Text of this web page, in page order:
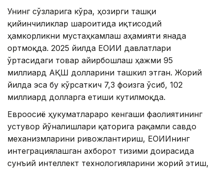
Унинг сўзларига кўра, ҳозирги ташқи
қийинчиликлар шароитида иқтисодий
ҳамкорликни мустаҳкамлаш аҳамияти янада
ортмоқда. 2025 йилда ЕОИИ давлатлари
ўртасидаги товар айирбошлаш ҳажми 95
миллиард АҚШ долларини ташкил этган. Жорий
йилда эса бу кўрсаткич 7,3 фоизга ўсиб, 102
миллиард долларга етиши кутилмоқда.
Евроосиё ҳукуматлараро кенгаши фаолиятининг
устувор йўналишлари қаторига рақамли савдо
механизмларини ривожлантириш, ЕОИИнинг
интеграциялашган ахборот тизими доирасида
сунъий интеллект технологияларини жорий этиш,